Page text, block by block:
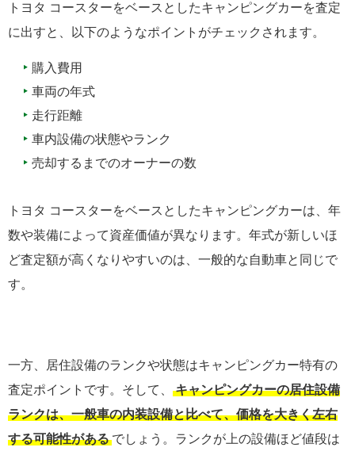
トヨタ コースターをベースとしたキャンピングカーを査定
に出すと、以下のようなポイントがチェックされます。
購入費用
車両の年式
走行距離
車内設備の状態やランク
売却するまでのオーナーの数
トヨタ コースターをベースとしたキャンピングカーは、年
数や装備によって資産価値が異なります。年式が新しいほ
ど査定額が高くなりやすいのは、一般的な自動車と同じで
す。
一方、居住設備のランクや状態はキャンピングカー特有の
査定ポイントです。そして、
キャンピングカーの居住設備
ランクは、一般車の内装設備と比べて、価格を大きく左右
する可能性がある でしょう。ランクが上の設備ほど値段は